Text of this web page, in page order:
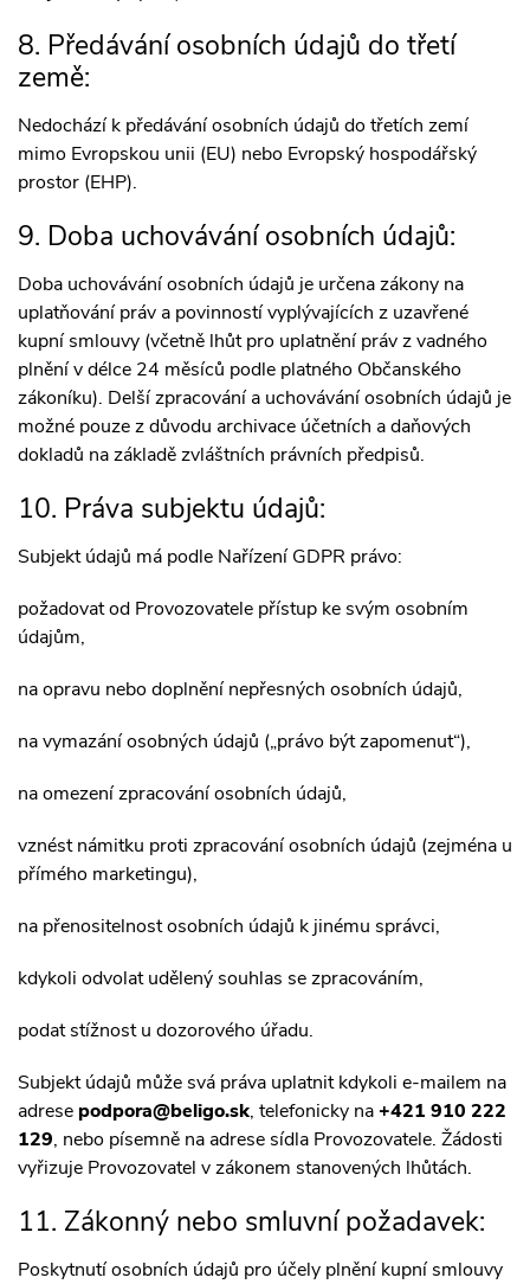
8. Předávání osobních údajů do třetí
země:
Nedochází k předávání osobních údajů do třetích zemí
mimo Evropskou unii (EU) nebo Evropský hospodářský
prostor (EHP).
9. Doba uchovávání osobních údajů:
Doba uchovávání osobních údajů je určena zákony na
uplatňování práv a povinností vyplývajících z uzavřené
kupní smlouvy (včetně lhůt pro uplatnění práv z vadného
plnění v délce 24 měsíců podle platného Občanského
zákoníku). Delší zpracování a uchovávání osobních údajů je
možné pouze z důvodu archivace účetních a daňových
dokladů na základě zvláštních právních předpisů.
10. Práva subjektu údajů:
Subjekt údajů má podle Nařízení GDPR právo:
požadovat od Provozovatele přístup ke svým osobním
údajům,
na opravu nebo doplnění nepřesných osobních údajů,
na vymazání osobných údajů („právo být zapomenut“),
na omezení zpracování osobních údajů,
vznést námitku proti zpracování osobních údajů (zejména u
přímého marketingu),
na přenositelnost osobních údajů k jinému správci,
kdykoli odvolat udělený souhlas se zpracováním,
podat stížnost u dozorového úřadu.
Subjekt údajů může svá práva uplatnit kdykoli e-mailem na
adrese podpora@beligo.sk, telefonicky na+421 910 222
129, nebo písemně na adrese sídla Provozovatele. Žádosti
vyřizuje Provozovatel v zákonem stanovených lhůtách.
11. Zákonný nebo smluvní požadavek:
Poskytnutí osobních údajů pro účely plnění kupní smlouvy